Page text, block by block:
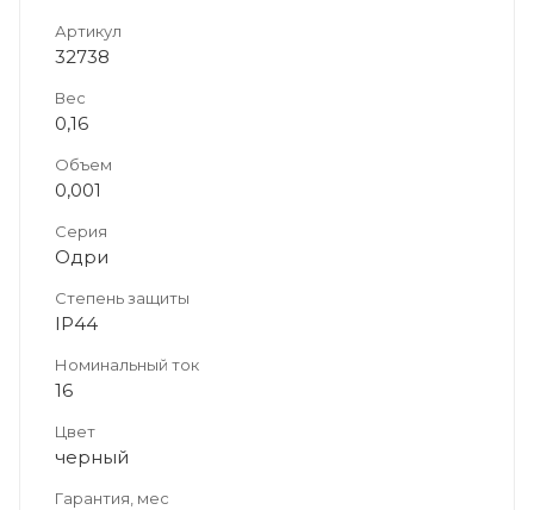
Артикул
32738
Вес
0,16
Объем
0,001
Серия
Одри
Степень защиты
IP44
Номинальный ток
16
Цвет
черный
Гарантия, мес